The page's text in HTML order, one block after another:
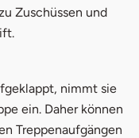
Zuschüssen und
nimmt sie
ein. Daher können
Treppenaufgängen